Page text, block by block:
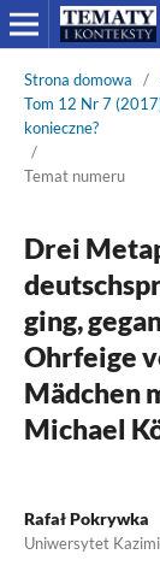
Strona domowa /
Tom 12 Nr 7
konieczne?
/
Temat numeru
Drei
ging,
Ohrfeige
Mädchen
Michael
Rafał Pokrywka
Uniwersytet